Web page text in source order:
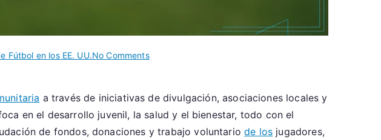
Fútbol en los EE. UU.No Commentson
FC:
Participación
comunitaria,
a través de iniciativas de divulgación, asociaciones locales y
en el desarrollo juvenil, la salud y el bienestar, todo con el
de fondos, donaciones y trabajo voluntariode los jugadores,